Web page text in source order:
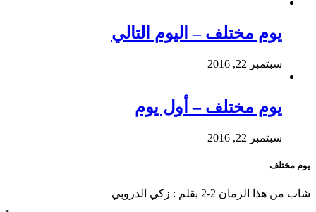
يوم مختلف – اليوم التالي
سبتمبر 22, 2016
يوم مختلف – أول يوم
سبتمبر 22, 2016
يوم مختلف
شاب من هذا الزمان 2-2 بقلم : زكي الدروبي